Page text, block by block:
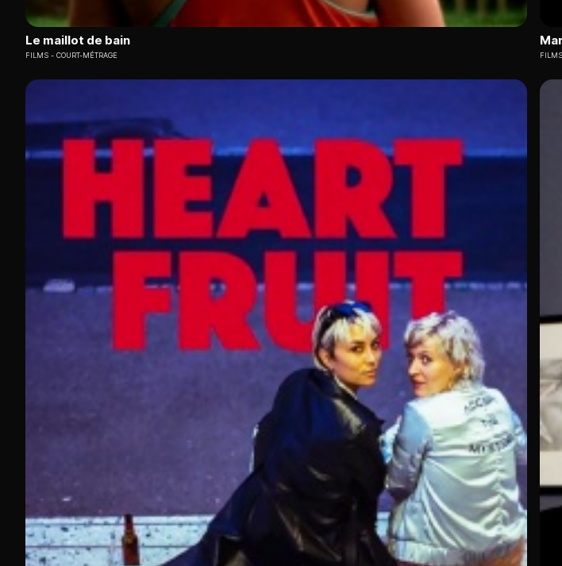
Le maillot de bain
FILMS COURT-MÉTRAGE FILMS